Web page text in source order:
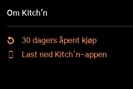
Om Kitch'n
30 dagers åpent kjøp
Last ned Kitch´n-appen